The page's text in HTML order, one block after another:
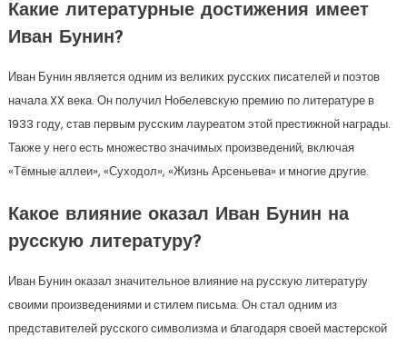
Какие литературные достижения имеет
Иван Бунин?
Иван Бунин является одним из великих русских писателей и поэтов
начала XX века. Он получил Нобелевскую премию по литературе в
1933 году, став первым русским лауреатом этой престижной награды.
Также у него есть множество значимых произведений, включая
«Тёмные аллеи», «Суходол», «Жизнь Арсеньева» и многие другие.
Какое влияние оказал Иван Бунин на
русскую литературу?
Иван Бунин оказал значительное влияние на русскую литературу
своими произведениями и стилем письма. Он стал одним из
представителей русского символизма и благодаря своей мастерской